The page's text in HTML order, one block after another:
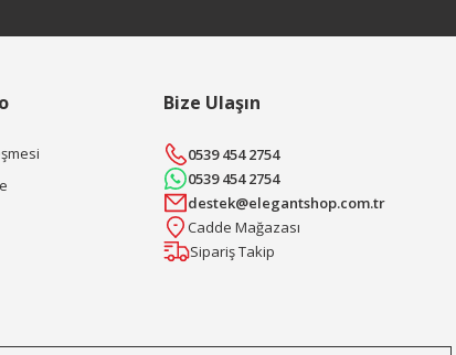
Bize Ulaşın
0539 454 2754
0539 454 2754
destek@elegantshop.com.tr
Cadde Mağazası
Sipariş Takip